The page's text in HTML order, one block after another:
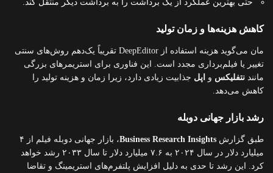
حتی بهترین عملکرد از یک برداشت را به برداشت دیگر منتقل کند.
کاهش هزینه‌ها و زمان تولید
مان می‌گوید هزینه استفاده از DeepEditor تقریباً یک‌دهم روش‌های سنتی
تغییر یا فیلم‌برداری مجدد است. این فناوری برای استریمرهای بزرگی
مانند نتفلیکس و اپل جذابیت زیادی دارد، زیرا زمان و هزینه تولید را
کاهش می‌دهد.
رشد بازار جهانی دوبله
طبق گزارش Business Research Insights
، بازار جهانی دوبله فیلم از ۴
میلیارد دلار در سال ۲۰۲۴ به ۷.۶ میلیارد دلار تا سال ۲۰۳۳ رشد خواهد
کرد. این رشد تا حدی به دلیل افزایش پلتفرم‌های استریمینگ و تقاضا